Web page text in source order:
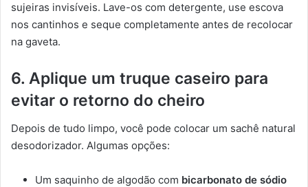
sujeiras invisíveis. Lave-os com detergente, use escova
nos cantinhos e seque completamente antes de recolocar
na gaveta.
6. Aplique um truque caseiro para
evitar o retorno do cheiro
Depois de tudo limpo, você pode colocar um sachê natural
desodorizador. Algumas opções:
Um saquinho de algodão com bicarbonato de sódio